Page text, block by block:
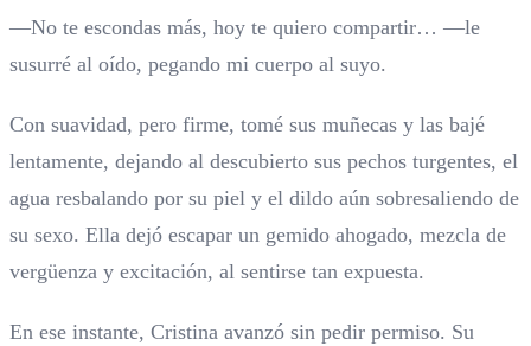
—No te escondas más, hoy te quiero compartir… —le
susurré al oído, pegando mi cuerpo al suyo.
Con suavidad, pero firme, tomé sus muñecas y las bajé
lentamente, dejando al descubierto sus pechos turgentes, el
agua resbalando por su piel y el dildo aún sobresaliendo de
su sexo. Ella dejó escapar un gemido ahogado, mezcla de
vergüenza y excitación, al sentirse tan expuesta.
En ese instante, Cristina avanzó sin pedir permiso. Su